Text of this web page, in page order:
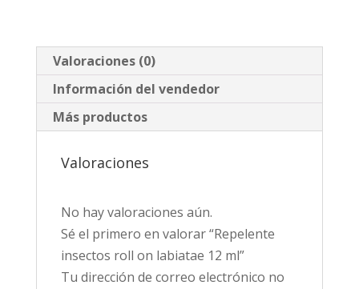
Valoraciones (0)
Información del vendedor
Más productos
Valoraciones
No hay valoraciones aún.
Sé el primero en valorar “Repelente
insectos roll on labiatae 12 ml”
Tu dirección de correo electrónico no